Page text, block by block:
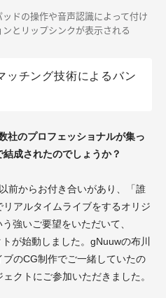
ドの操作や音声認識によって付け
とリップシンクが表示される
ッチング技術によるバン
社のプロフェッショナルが集っ
成されたのでしょうか？
前からお付き合いがあり、「誰
アルタイムライブをするオリジ
強いご要望をいただいて、
が始動しました。gNuuwの布川
のCG制作でご一緒していたの
クトにご参加いただきました。